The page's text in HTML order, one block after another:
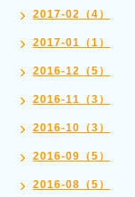
2017-02（4）
2017-01（1）
2016-12（5）
2016-11（3）
2016-10（3）
2016-09（5）
2016-08（5）